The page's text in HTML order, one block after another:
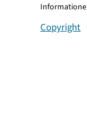
Copyright